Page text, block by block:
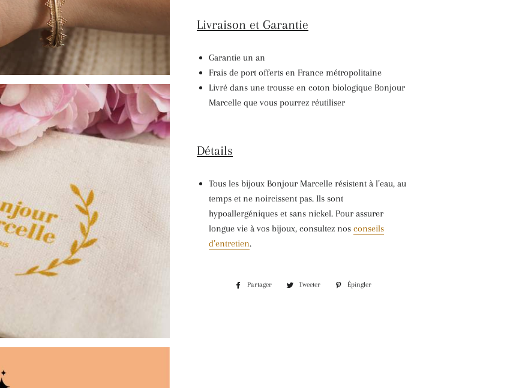
Livraisonet Garantie
Garantie un an
Frais de port offerts en France métropolitaine
Livré dans une trousse en coton biologique Bonjour
Marcelle que vous pourrez réutiliser
Détails
Tous les bijoux Bonjour Marcelle résistent à l’eau, au
temps et ne noircissent pas. Ils sont
hypoallergéniques et sans nickel. Pour assurer
longue vie à vos bijoux, consultez nos conseils
d’entretien.
Partager
PartagerTweeter
TweeterÉpingler